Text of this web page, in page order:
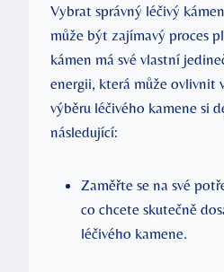
Vybrat správný léčivý
může být zajímavý proces
kámen má své vlastní
energii, která může ovlivnit
výběru léčivého kamene si
následující:
Zaměřte se na své
co chcete skutečně
léčivého kamene.